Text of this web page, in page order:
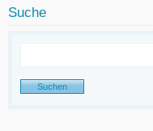
Suche